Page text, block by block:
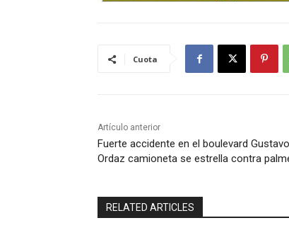
Cuota
Artículo anterior
Fuerte accidente en el boulevard
Ordaz camioneta se estrella contra
RELATED ARTICLES